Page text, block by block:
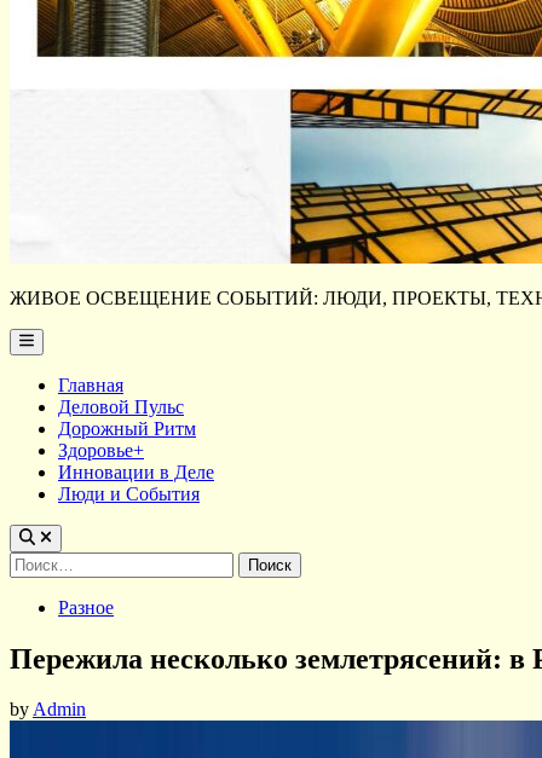
ЖИВОЕ ОСВЕЩЕНИЕ СОБЫТИЙ: ЛЮДИ, ПРОЕКТЫ,
Main
Menu
Главная
Деловой Пульс
Дорожный Ритм
Здоровье+
Инновации в Деле
Люди и События
Найти:
PostedРазное
Пережила несколько землетрясений:
byAdmin